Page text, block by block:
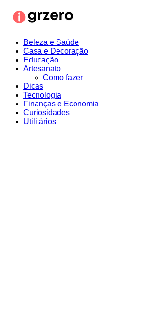
para
Beleza e Saúde
Casa e Decoração
Educação
Artesanato
Como fazer
Dicas
Tecnologia
Finanças e Economia
Curiosidades
Utilitários